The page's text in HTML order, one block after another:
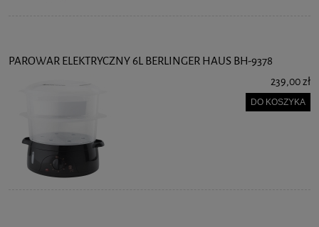
PAROWAR ELEKTRYCZNY 6L BERLINGER HAUS BH-9378
239,00 zł
DO KOSZYKA